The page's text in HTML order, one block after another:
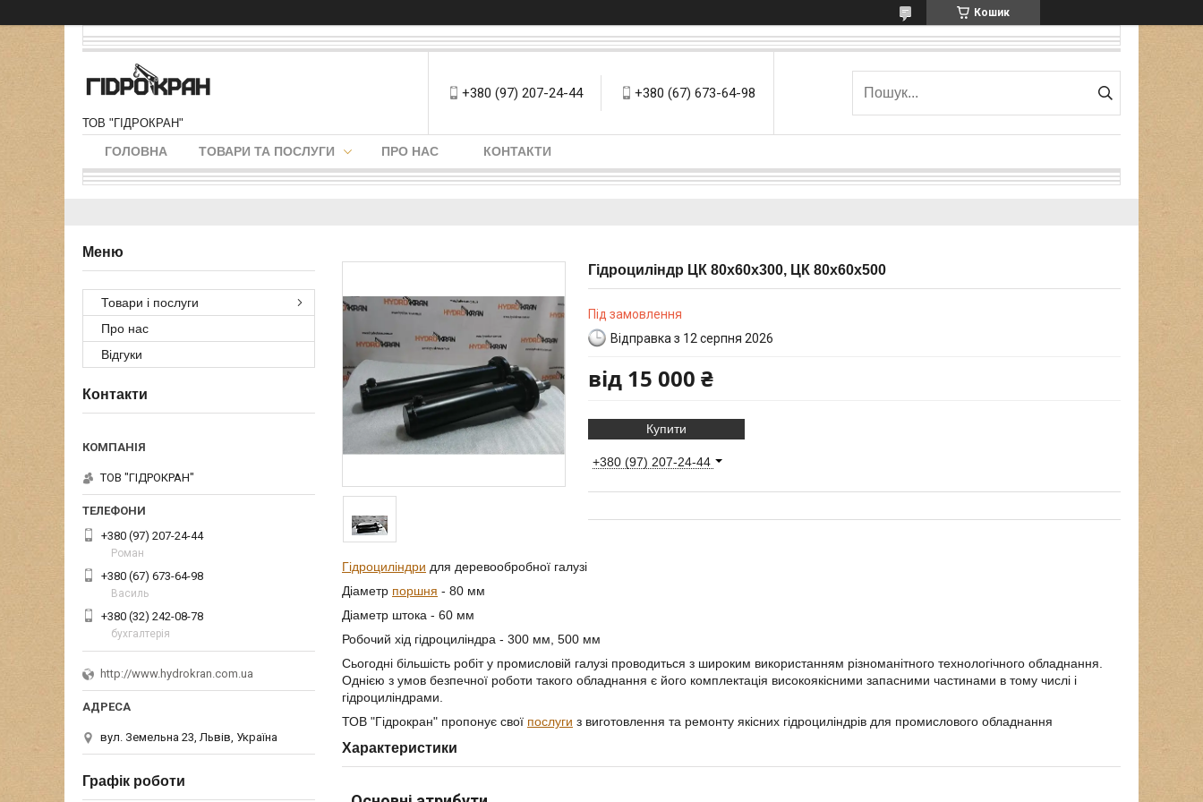
Кошик
ТОВ "ГІДРОКРАН"
+380 (97) 207-24-44 +380 (67) 673-64-98
ГОЛОВНА ТОВАРИ ТА ПОСЛУГИ ПРО НАС КОНТАКТИ
Гідроциліндр ЦК 80х60х300, ЦК 80х60х500
Під замовлення
Відправка з 12 серпня 2026
від 15 000 ₴
Купити
+380 (97) 207-24-44
Гідроциліндри для деревообробної галузі
Діаметр поршня - 80 мм
Діаметр штока - 60 мм
Робочий хід гідроциліндра - 300 мм, 500 мм
Сьогодні більшість робіт у промисловій галузі проводиться з широким використанням різноманітного технологічного обладнання.
Однією з умов безпечної роботи такого обладнання є його комплектація високоякісними запасними частинами в тому числі і
гідроциліндрами.
ТОВ "Гідрокран" пропонує свої послуги з виготовлення та ремонту якісних гідроциліндрів для промислового обладнання
Характеристики
Товари і послуги
Про нас
Відгуки
Контакти
ТОВ "ГІДРОКРАН"
+380 (97) 207-24-44
Роман
+380 (67) 673-64-98
Василь
+380 (32) 242-08-78
бухгалтерія
http://www.hydrokran.com.ua
вул. Земельна 23, Львів, Україна
Графік роботи